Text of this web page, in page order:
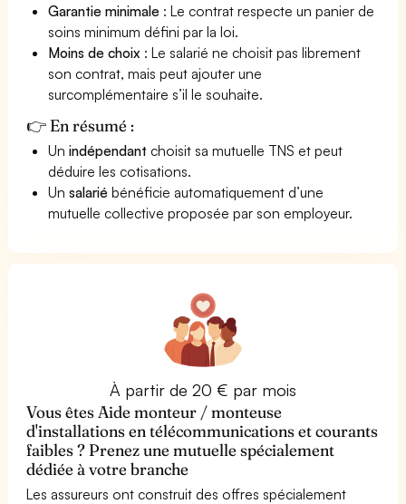
Garantie minimale : Le contrat respecte un panier de
soins minimum défini par la loi.
Moins de choix : Le salarié ne choisit pas librement
son contrat, mais peut ajouter une
surcomplémentaire s’il le souhaite.
👉 En résumé :
Unindépendant choisit sa mutuelle TNS et peut
déduire les cotisations.
Unsalarié bénéficie automatiquement d’une
mutuelle collective proposée par son employeur.
À partir de 20 € par mois
Vous êtes Aide monteur / monteuse
d'installations en télécommunications et courants
faibles ? Prenez une mutuelle spécialement
dédiée à votre branche
Les assureurs ont construit des offres spécialement